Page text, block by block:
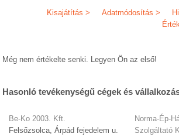
Adatmódosítás >
Kisajátítás >
Még nem értékelte senki. Legyen Ön az első!
Hasonló tevékenységű cégek és
Be-Ko 2003. Kft.
Felsőzsolca, Árpád fejedelem u.
Norma-Ép-
Szolgáltató